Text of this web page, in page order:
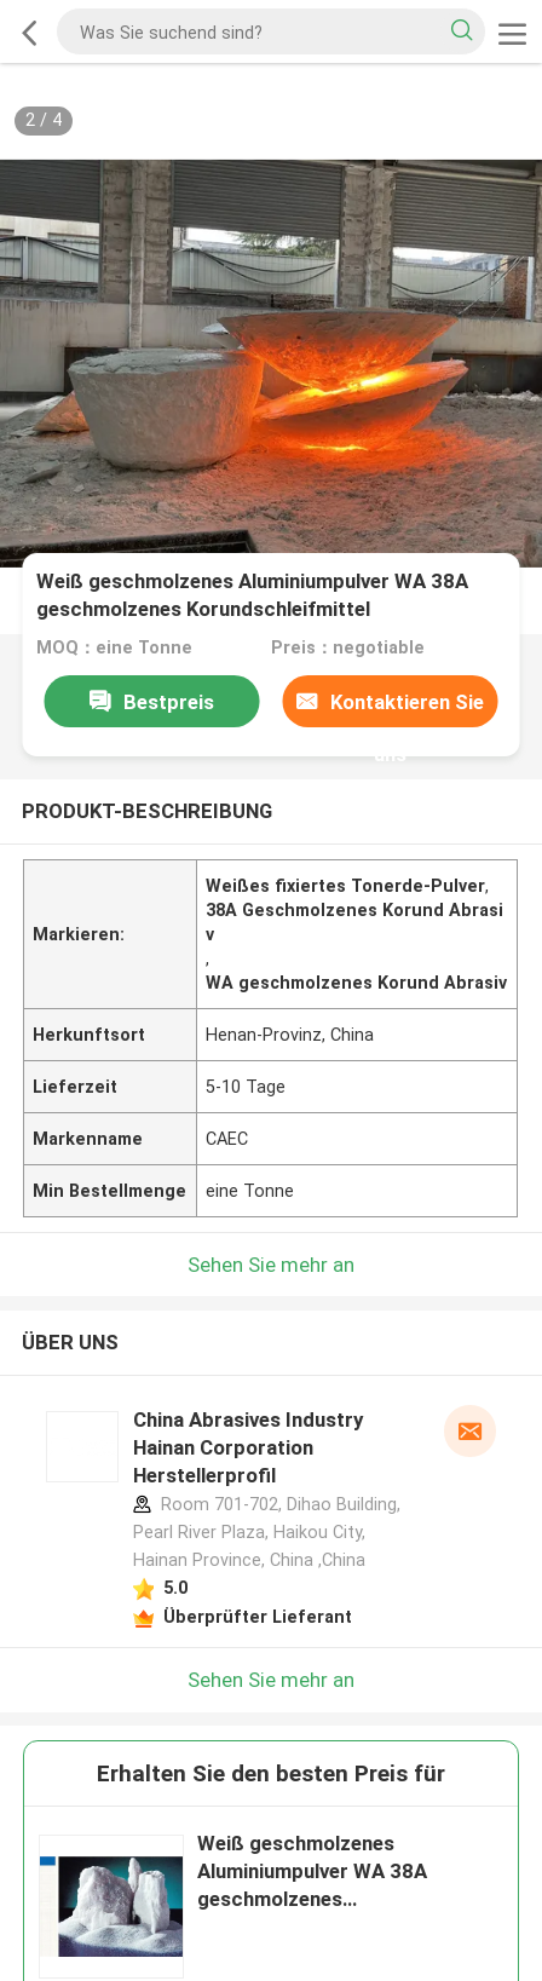
2/ 4
Weiß geschmolzenes Aluminiumpulver WA 38A
geschmolzenes Korundschleifmittel
MOQ：eine Tonne Preis：negotiable
Bestpreis Kontaktieren Sie
uns
PRODUKT-BESCHREIBUNG
Markieren:
Weißes fixiertes Tonerde-Pulver,
38A Geschmolzenes Korund Abrasi
v
,
WA geschmolzenes Korund Abrasiv
Herkunftsort Henan-Provinz, China
Lieferzeit 5-10 Tage
Markenname CAEC
Min Bestellmenge eine Tonne
Sehen Sie mehr an
ÜBER UNS
China Abrasives Industry
Hainan Corporation
Herstellerprofil
Room 701-702, Dihao Building,
Pearl River Plaza, Haikou City,
Hainan Province, China ,China
5.0
Überprüfter Lieferant
Sehen Sie mehr an
Erhalten Sie den besten Preis für
Weiß geschmolzenes
Aluminiumpulver WA 38A
geschmolzenes